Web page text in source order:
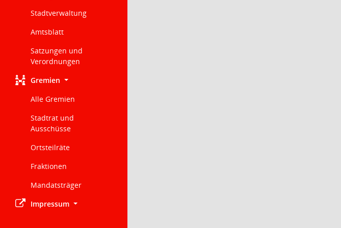
Stadtverwaltung
Amtsblatt
Satzungen und
Verordnungen
Gremien
Alle Gremien
Stadtrat und
Ausschüsse
Ortsteilräte
Fraktionen
Mandatsträger
Impressum